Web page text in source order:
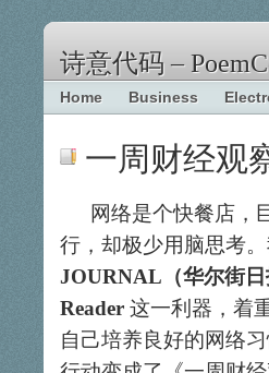
诗意代码 –
Home Business
一周财经观
网络是个快餐店，
行，却极少用脑思考
JOURNAL（华尔街日
Reader 这一利器，着
自己培养良好的网络